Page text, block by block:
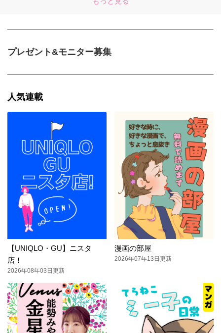
プレゼント&モニター募集
人気連載
【UNIQLO・GU】ニスタ
店！
2026年08年03日更新
漫画の部屋
2026年07年13日更新